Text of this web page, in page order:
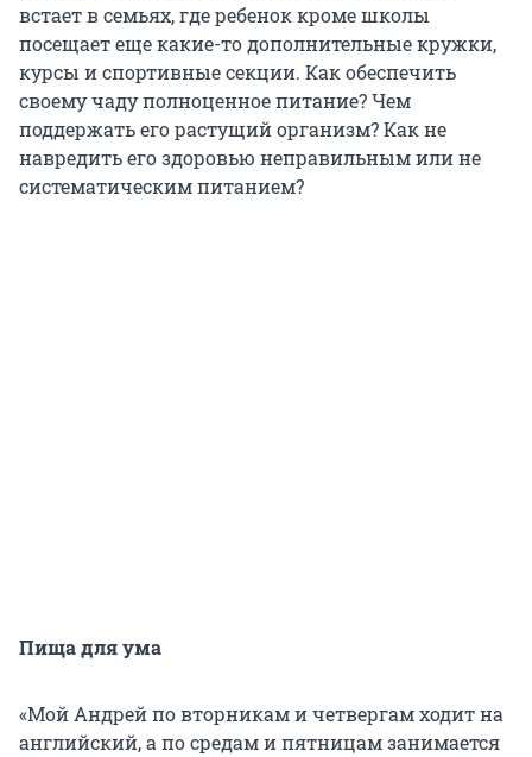
встает в семьях, где ребенок кроме школы
посещает еще какие-то дополнительные кружки,
курсы и спортивные секции. Как обеспечить
своему чаду полноценное питание? Чем
поддержать его растущий организм? Как не
навредить его здоровью неправильным или не
систематическим питанием?
Пища для ума
«Мой Андрей по вторникам и четвергам ходит на
английский, а по средам и пятницам занимается